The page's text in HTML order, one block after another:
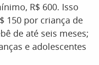
R$ 600. Isso
150 por criança de
de até seis meses;
e adolescentes